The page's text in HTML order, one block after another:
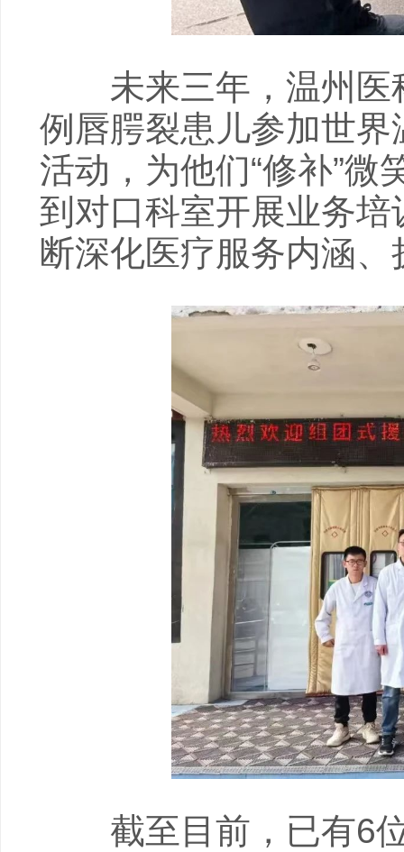
未来三年，温州医
例唇腭裂患儿参加世
活动，为他们“修补”
到对口科室开展业务
断深化医疗服务内涵
截至目前，已有6位